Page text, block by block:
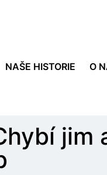
NAŠE HISTORIE O
jim